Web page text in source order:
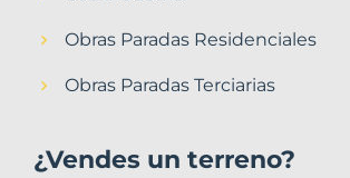
Obras Paradas Residenciales
Obras Paradas Terciarias
¿Vendes un terreno?